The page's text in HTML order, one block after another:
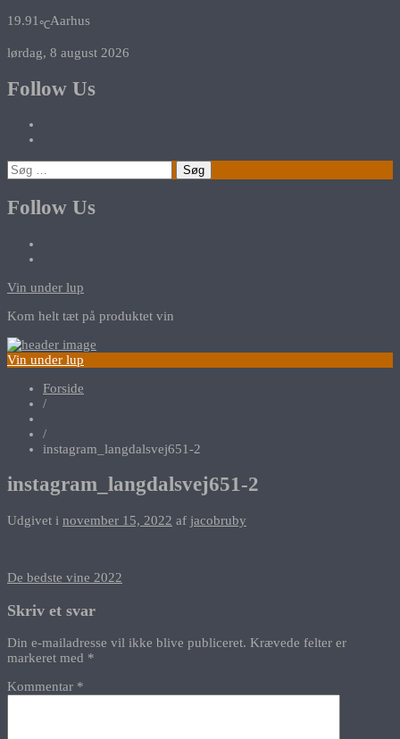
19.91 ℃Aarhus
lørdag, 8 august 2026
Follow Us
Søg
efter:
Follow Us
Vin under lup
Kom helt tæt på produktet vin
Vin under lup
Forside
/
/
instagram_langdalsvej651-2
instagram_langdalsvej651-2
Udgivet i november 15, 2022 af jacobruby
Indlægsnavigation
De bedste vine 2022
Skriv et svar
Din e-mailadresse vil ikke blive publiceret. Krævede felter er
markeret med *
Kommentar *